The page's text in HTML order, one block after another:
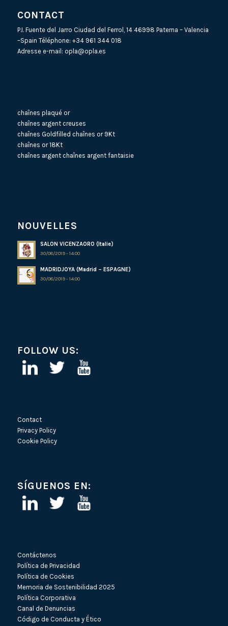
CONTACT
P.I. Fuente del Jarro Ciudad del Ferrol, 14 46998 Paterna – Valencia
–Spain Téléphone: +34 961 344 018
Adresse e-mail: opla@opla.es
chaînes plaqué or
chaînes argent creuses
chaînes Goldfilled chaînes or 9Kt
chaînes or 18Kt
chaînes argent chaînes argent fantaisie
NOUVELLES
SALON VICENZAORO (Italie)
30/08/2019 - 14:00
MADRIDJOYA (Madrid – ESPAGNE)
30/08/2019 - 14:00
FOLLOW US:
Contact
Privacy Policy
Cookie Policy
SÍGUENOS EN:
Contáctenos
Política de Privacidad
Política de Cookies
Memoria de Sostenibilidad 2025
Política Corporativa
Canal de Denuncias
Código de Conducta y Ético